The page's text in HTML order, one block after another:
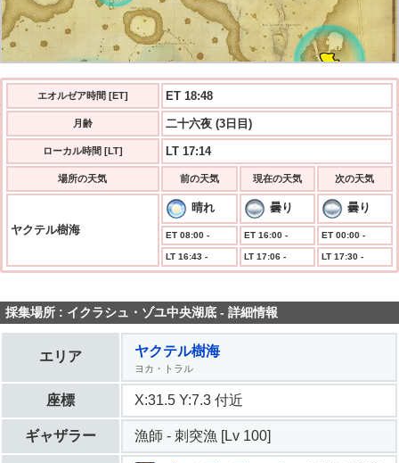
エオルゼア時間 [ET] ET 18:49
月齢 二十六夜 (3日目)
ローカル時間 [LT] LT 17:14
場所の天気 前の天気 現在の天気 次の天気
ヤクテル樹海
晴れ 曇り 曇り
ET 08:00 - ET 16:00 - ET 00:00 -
LT 16:43 - LT 17:06 - LT 17:30 -
採集場所 : イクラシュ・ゾユ中央湖底 - 詳細情報
エリア ヤクテル樹海
ヨカ・トラル
座標 X:31.5 Y:7.3 付近
ギャザラー 漁師 - 刺突漁 [Lv 100]